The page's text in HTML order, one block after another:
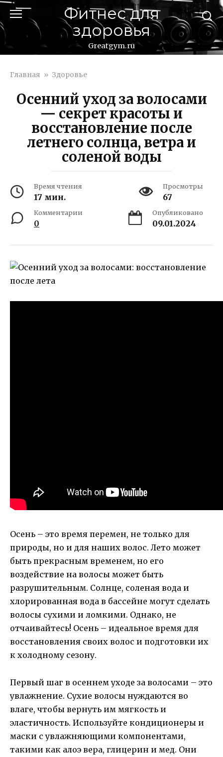
Перейти
контенту
Фитнес для
здоровья
Greatgym.ru
Главная » Здоровье
Осенний уход за волосами
— секрет красоты и
восстановление после
летнего солнца, ветра и
соленой воды
Время чтения
17 мин.
Просмотры
67
Комментарии
0
Опубликовано
09.01.2024
Осень – это время перемен, не только для
природы, но и для наших волос. Лето может
быть прекрасным временем, но его
воздействие на волосы может быть
разрушительным. Солнце, соленая вода и
хлорированная вода в бассейне могут сделать
волосы сухими и ломкими. Однако, не
отчаивайтесь! Осень – идеальное время для
восстановления своих волос и подготовки их
к холодному сезону.
Первый шаг в осеннем уходе за волосами – это
увлажнение. Сухие волосы нуждаются во
влаге, чтобы вернуть им мягкость и
эластичность. Используйте кондиционеры и
маски с увлажняющими компонентами,
такими как алоэ вера, глицерин и мед. Они